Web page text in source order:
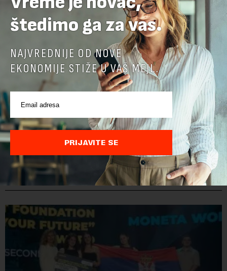
POVEZANI SADRŽAJI
štedimo ga za vas.
NAJVREDNIJE OD NOVE
EKONOMIJE STIŽE U VAŠ MEJL.
PRIJAVITE SE